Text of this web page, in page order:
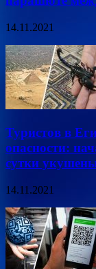
14.11.2021
Туристов в
опасности:
сутки
14.11.2021